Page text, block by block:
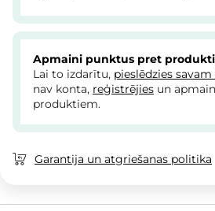
Apmaini punktus pret
Lai to izdarītu, pieslēdzies
nav konta, reģistrējies un
produktiem.
Garantija un atgriešanas politika